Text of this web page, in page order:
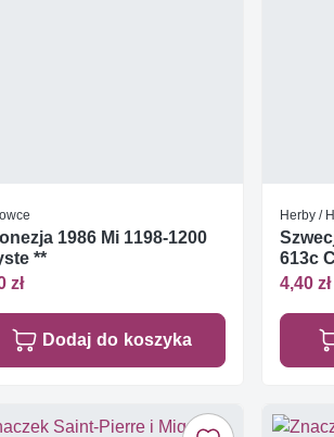
1986 Mi 1198-1200
**
zł
Dodaj do koszyka
Herby /
613c
4,40 zł